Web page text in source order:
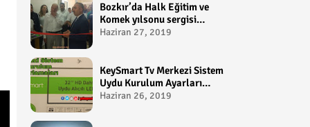
Bozkır’da Halk Eğitim ve
Komek yılsonu sergisi
gerçekleştirildi-
Haziran 27, 2019
KeySmart Tv Merkezi Sistem
Uydu Kurulum Ayarları
Video anlatım -
Haziran 26, 2019